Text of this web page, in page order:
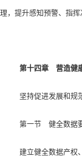
理，提升感知预警、指挥
第十四章 营造健
坚持促进发展和规
第一节 健全数据
建立健全数据产权